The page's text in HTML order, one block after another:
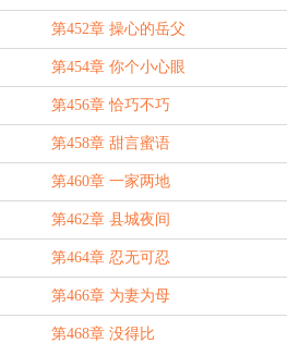
第452章 操心的岳父
第454章 你个小心眼
第456章 恰巧不巧
第458章 甜言蜜语
第460章 一家两地
第462章 县城夜间
第464章 忍无可忍
第466章 为妻为母
第468章 没得比